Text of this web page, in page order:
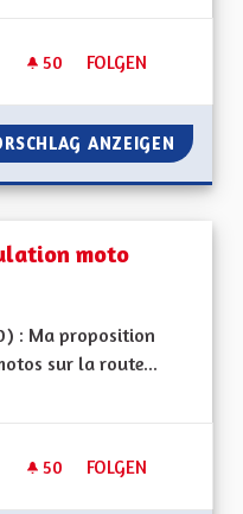
50 50 FOLLOWER
FOLGEN
INDÉPENDANCE
ANZEIGEN
moto
: Ma proposition
sur la route...
50 50 FOLLOWER
FOLGEN
ROUTE DES